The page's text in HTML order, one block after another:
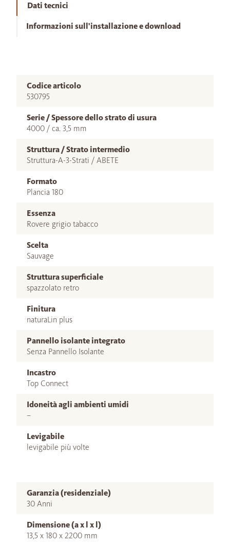
Dati tecnici
Informazioni sull'installazione e download
Codice articolo
530795
Serie / Spessore dello strato di usura
4000 / ca. 3,5 mm
Struttura / Strato intermedio
Struttura-A-3-Strati / ABETE
Formato
Plancia 180
Essenza
Rovere grigio tabacco
Scelta
Sauvage
Struttura superficiale
spazzolato retro
Finitura
naturaLin plus
Pannello isolante integrato
Senza Pannello Isolante
Incastro
Top Connect
Idoneità agli ambienti umidi
–
Levigabile
levigabile più volte
Garanzia (residenziale)
30 Anni
Dimensione (a x l x l)
13,5 x 180 x 2200 mm